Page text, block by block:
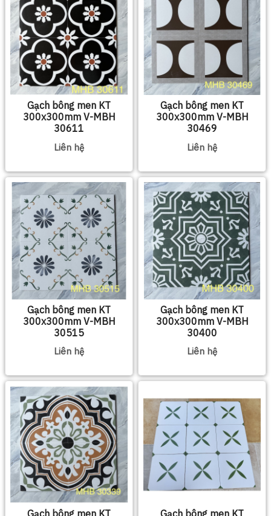
Gạch bông men KT
300x300mm V-MBH
30611
Liên hệ
Gạch bông men KT
300x300mm V-MBH
30469
Liên hệ
Gạch bông men KT
300x300mm V-MBH
30515
Liên hệ
Gạch bông men KT
300x300mm V-MBH
30400
Liên hệ